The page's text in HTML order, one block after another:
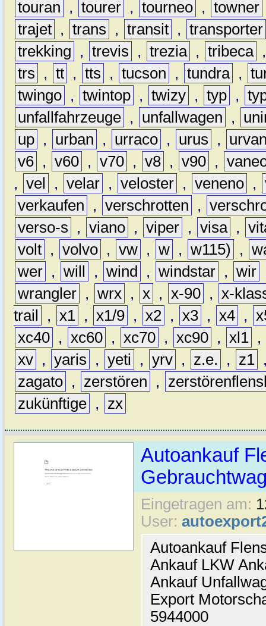
touran , tourer , tourneo , towner
trajet , trans , transit , transporter
trekking
, trevis , trezia , tribeca
trs
, tt , tts , tucson , tundra ,
twingo , twintop , twizy , typ ,
unfallfahrzeuge , unfallwagen ,
up , urban , urraco , urus ,
v6 , v60 , v70 , v8 , v90 ,
, vel , velar , veloster , veneno ,
verkaufen
, verschrotten ,
verso-s
, viano , viper , visa ,
volt , volvo , vw , w , w115) ,
wer , will , wind , windstar , wir
wrangler , wrx , x , x-90 , x-
trail
, x1 , x1/9 , x2 , x3 , x4 ,
xc40 , xc60 , xc70 , xc90 , xl1 ,
xv , yaris , yeti , yrv , z.e. , z1
zagato , zerstören ,
zukünftige , zx
Autoankauf
Eingetragen am:
User:
Autoankauf
Ankauf LKW
Ankauf
Export
5944000